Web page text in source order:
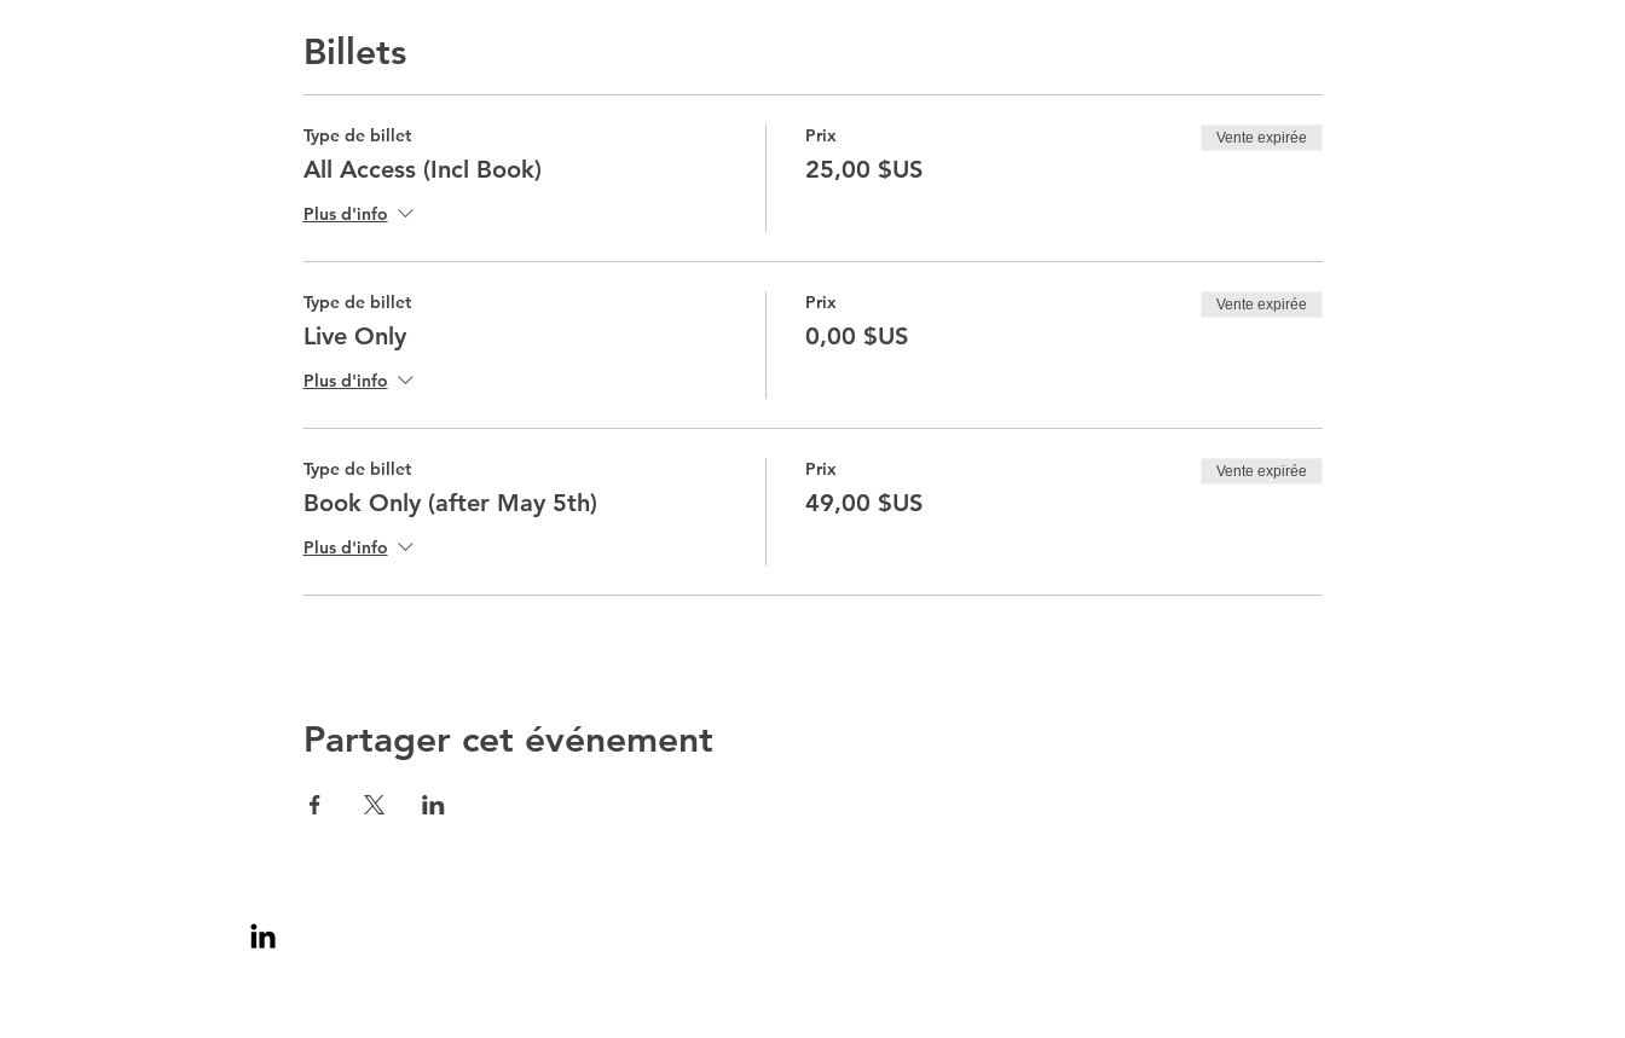
Billets
Type de billet
All Access (Incl Book)
Plus d'info
Prix
25,00 $US
Vente expirée
Type de billet
Live Only
Plus d'info
Prix
0,00 $US
Vente expirée
Type de billet
Book Only (after May 5th)
Plus d'info
Prix
49,00 $US
Vente expirée
Partager cet événement